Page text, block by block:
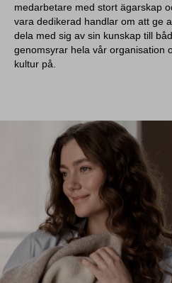
medarbetare med stort ägarskap
vara dedikerad handlar om att ge
dela med sig av sin kunskap till
genomsyrar hela vår organisation
kultur på.